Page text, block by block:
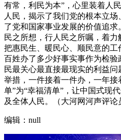
有常，利民为本”，心里装着人
人民，揭示了我们党的根本立
了党和国家事业发展的价值追求
民之所想，行人民之所嘱，着力
把惠民生、暖民心、顺民意的
百姓办了多少好事实事作为检
民最关心最直接最现实的利益
举措，一件接着一件办，一年接
单”为“幸福清单”，让中国式现
及全体人民。（大河网河声评论
编辑：null